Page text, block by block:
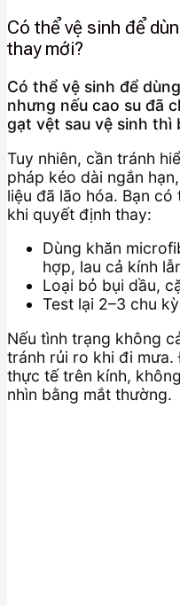
Có thể vệ sinh để
thay mới?
Có thể vệ sinh để
nhưng nếu cao su đã
gạt vệt sau vệ sinh thì
Tuy nhiên, cần tránh
pháp kéo dài ngắn
liệu đã lão hóa. Bạn
khi quyết định thay:
Dùng khăn
hợp, lau cả kính
Loại bỏ bụi dầu,
Test lại 2–3 chu
Nếu tình trạng không
tránh rủi ro khi đi mưa.
thực tế trên kính,
nhìn bằng mắt thường.